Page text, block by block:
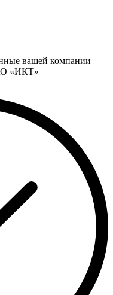
вашей компании
«ИКТ»